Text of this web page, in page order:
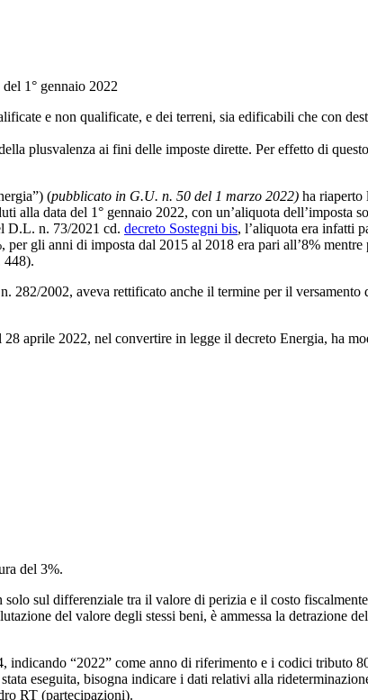
1° gennaio 2022
e non qualificate, e dei terreni, sia edificabili che con
plusvalenza ai fini delle imposte dirette. Per effetto di
(pubblicato in G.U. n. 50 del 1 marzo 2022) ha riaperto
alla data del 1° gennaio 2022, con un’aliquota dell’imposta
D.L. n. 73/2021 cd. decreto Sostegni bis, l’aliquota era infatti
gli anni di imposta dal 2015 al 2018 era pari all’8%
448).
2002, aveva rettificato anche il termine per il
aprile 2022, nel convertire in legge il decreto Energia, ha
del 3%.
sul differenziale tra il valore di perizia e il costo
del valore degli stessi beni, è ammessa la detrazione
indicando “2022” come anno di riferimento e i codici tributo
eseguita, bisogna indicare i dati relativi alla
RT (partecipazioni).